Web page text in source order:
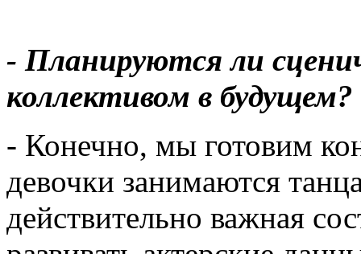
- Планируются ли
коллективом в будущем?
- Конечно, мы готовим
девочки занимаются
действительно важная